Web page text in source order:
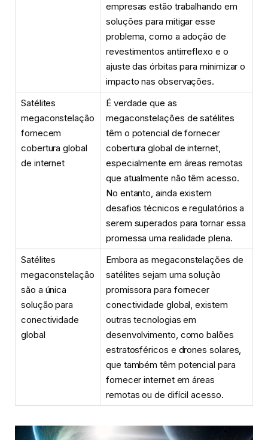
empresas estão trabalhando em
soluções para mitigar esse
problema, como a adoção de
revestimentos antirreflexo e o
ajuste das órbitas para minimizar o
impacto nas observações.
Satélites
megaconstelação
fornecem
cobertura global
de internet
É verdade que as
megaconstelações de satélites
têm o potencial de fornecer
cobertura global de internet,
especialmente em áreas remotas
que atualmente não têm acesso.
No entanto, ainda existem
desafios técnicos e regulatórios a
serem superados para tornar essa
promessa uma realidade plena.
Satélites
megaconstelação
são a única
solução para
conectividade
global
Embora as megaconstelações de
satélites sejam uma solução
promissora para fornecer
conectividade global, existem
outras tecnologias em
desenvolvimento, como balões
estratosféricos e drones solares,
que também têm potencial para
fornecer internet em áreas
remotas ou de difícil acesso.